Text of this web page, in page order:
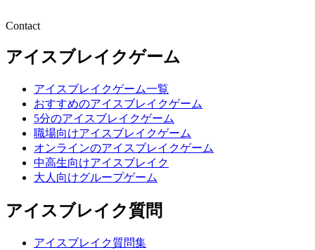
Contact
アイスブレイクゲーム
アイスブレイクゲーム一覧
おすすめのアイスブレイクゲーム
5分のアイスブレイクゲーム
職場向けアイスブレイクゲーム
オンラインのアイスブレイクゲーム
中高生向けアイスブレイク
大人向けグループゲーム
アイスブレイク質問
アイスブレイク質問集